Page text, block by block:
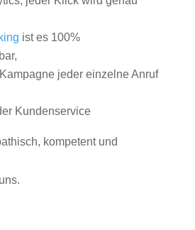
ist es 100%
jeder einzelne Anruf
Kundenservice
kompetent und